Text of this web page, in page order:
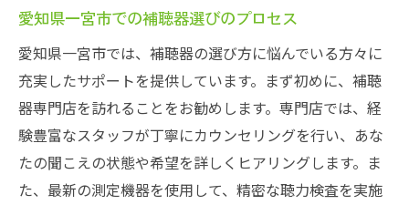
愛知県一宮市での補聴器選びのプロセス
愛知県一宮市では、補聴器の選び方に悩んでいる方々に
充実したサポートを提供しています。まず初めに、補聴
器専門店を訪れることをお勧めします。専門店では、経
験豊富なスタッフが丁寧にカウンセリングを行い、あな
たの聞こえの状態や希望を詳しくヒアリングします。ま
た、最新の測定機器を使用して、精密な聴力検査を実施